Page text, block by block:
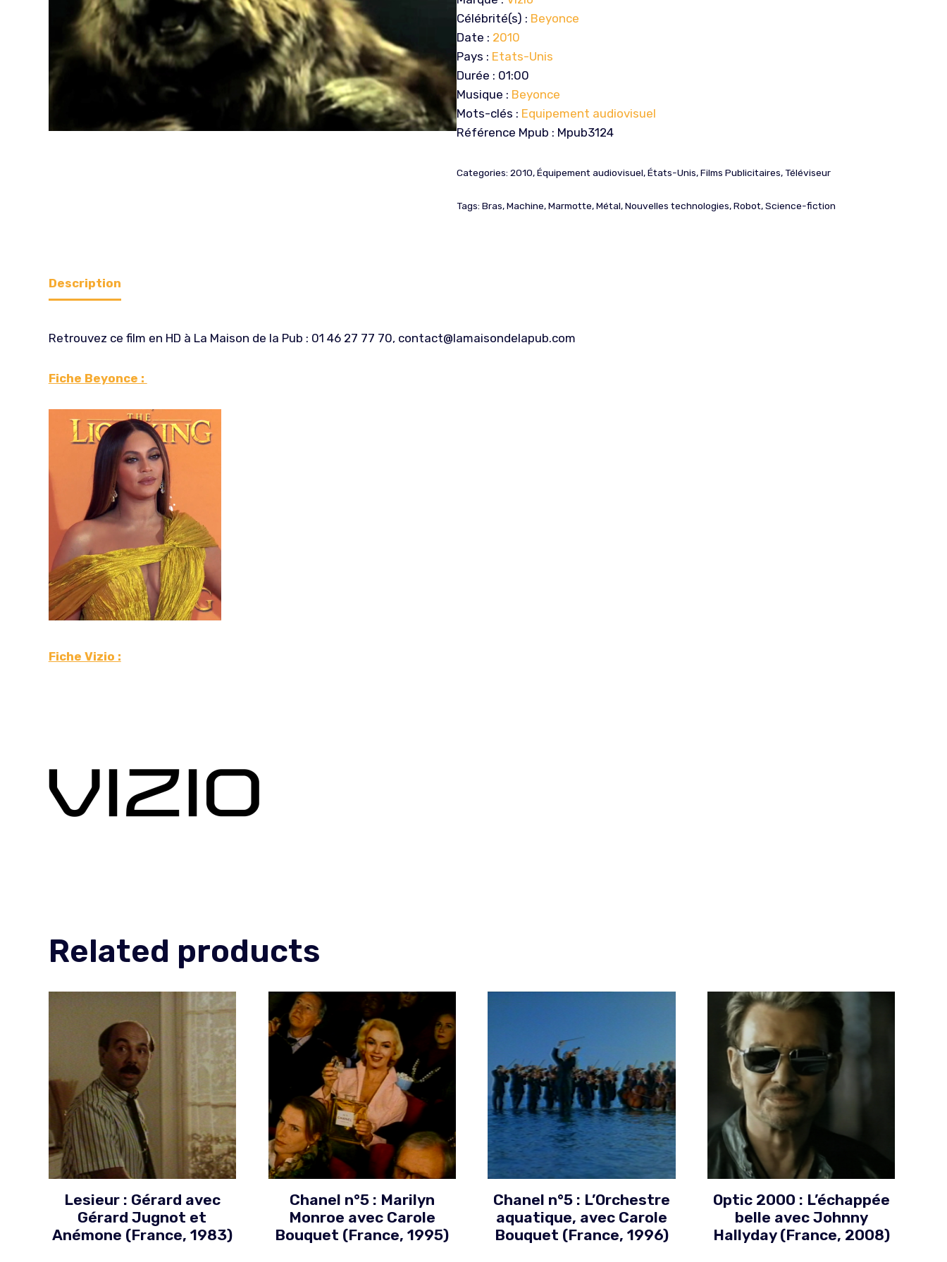
Célébrité(s) : Beyonce
Date : 2010
Pays : Etats-Unis
Durée : 01:00
Musique : Beyonce
Mots-clés : Equipement audiovisuel
Référence Mpub : Mpub3124
Categories: 2010,Équipement audiovisuel,États-Unis,Films Publicitaires,Téléviseur
Tags: Bras,Machine,Marmotte,Métal,Nouvelles technologies,Robot,Science-fiction
Description
Retrouvez ce film en HD à La Maison de la Pub : 01 46 27 77 70, contact@lamaisondelapub.com
Fiche Beyonce :
Fiche Vizio :
Related products
Lesieur : Gérard avec
Gérard Jugnot et
Anémone (France, 1983)
Chanel n°5 : Marilyn
Monroe avec Carole
Bouquet (France, 1995)
Chanel n°5 : L’Orchestre
aquatique, avec Carole
Bouquet (France, 1996)
Optic 2000 : L’échappée
belle avec Johnny
Hallyday (France, 2008)